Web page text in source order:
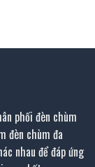
phối đèn chùm
đèn chùm đa
nhau để đáp ứng